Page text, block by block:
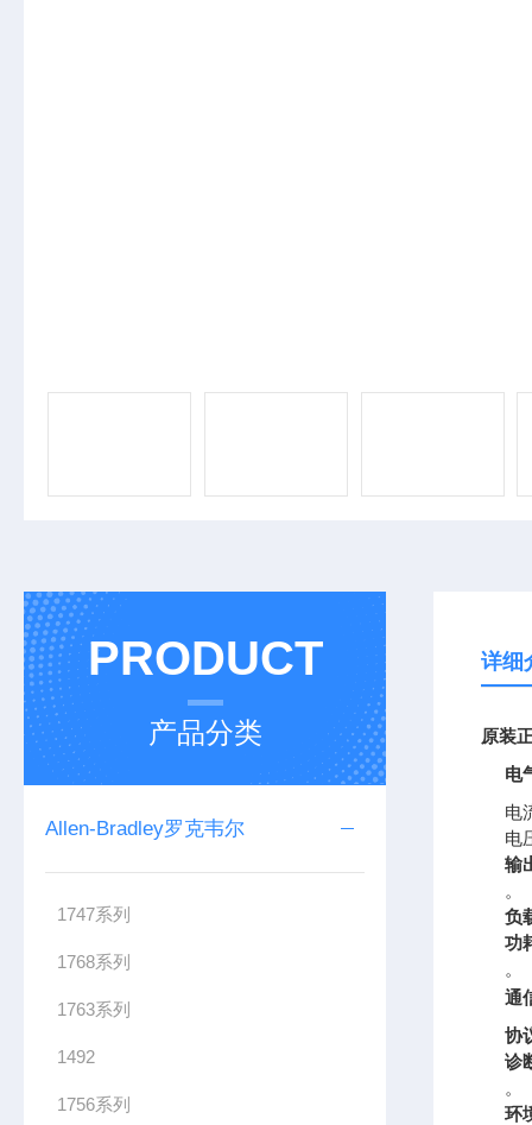
PRODUCT
产品分类
Allen-Bradley罗克韦尔
1747系列
1768系列
1763系列
1492
1756系列
详细
原装
电
电
电
输
。
负
功
。
通
协
诊
。
环